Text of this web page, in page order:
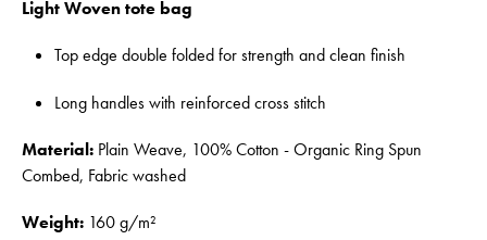
Light Woven tote bag
Top edge double folded for strength and clean finish
Long handles with reinforced cross stitch
Material: Plain Weave, 100% Cotton - Organic Ring Spun
Combed, Fabric washed
Weight: 160 g/m²